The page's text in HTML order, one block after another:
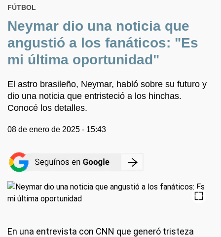
FÚTBOL
Neymar dio una noticia que
angustió a los fanáticos: "Es
mi última oportunidad"
El astro brasileño, Neymar, habló sobre su futuro y
dio una noticia que entristeció a los hinchas.
Conocé los detalles.
08 de enero de 2025 - 15:43
En una entrevista con CNN que generó tristeza